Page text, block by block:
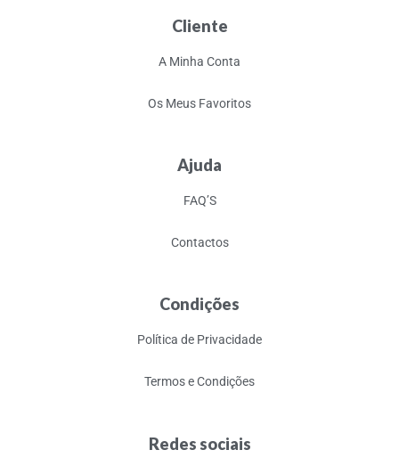
Cliente
A Minha Conta
Os Meus Favoritos
Ajuda
FAQ’S
Contactos
Condições
Política de Privacidade
Termos e Condições
Redes sociais